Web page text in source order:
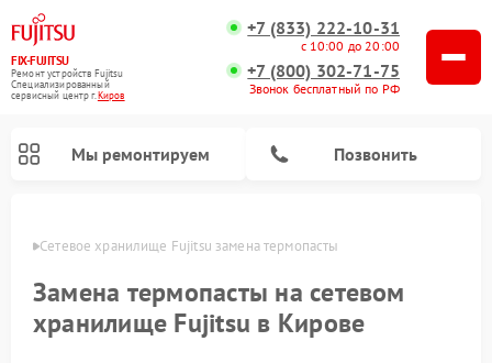
FIX-FUJITSU
Ремонт устройств Fujitsu
Специализированный
cервисный центр г.Киров
+7 (833) 222-10-31
с 10:00 до 20:00
+7 (800) 302-71-75
Звонок бесплатный по РФ
Мы ремонтируем Позвонить
Сетевое хранилище Fujitsu замена термопасты
Замена термопасты на сетевом
хранилище Fujitsu в Кирове